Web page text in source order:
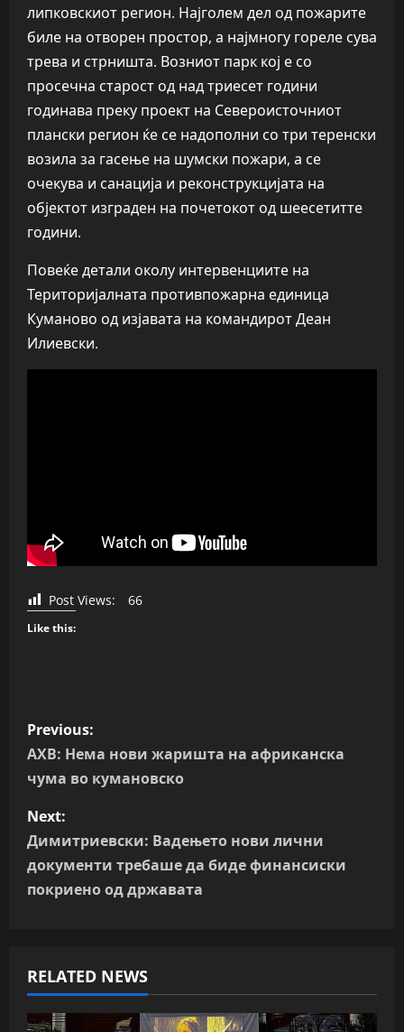
липковскиот регион. Најголем дел од пожарите
биле на отворен простор, а најмногу гореле сува
трева и стрништа. Возниот парк кој е со
просечна старост од над триесет години
годинава преку проект на Североисточниот
плански регион ќе се надополни со три теренски
возила за гасење на шумски пожари, а се
очекува и санација и реконструкцијата на
објектот изграден на почетокот од шеесетитте
години.
Повеќе детали околу интервенциите на
Територијалната противпожарна единица
Куманово од изјавата на командирот Деан
Илиевски.
Post Views: 66
Like this:
P
o
s
t
n
i
Previous:
АХВ: Нема нови жаришта на африканска
чума во кумановско
Next:
Димитриевски: Вадењето нови лични
документи требаше да биде финансиски
покриено од државата
RELATED NEWS